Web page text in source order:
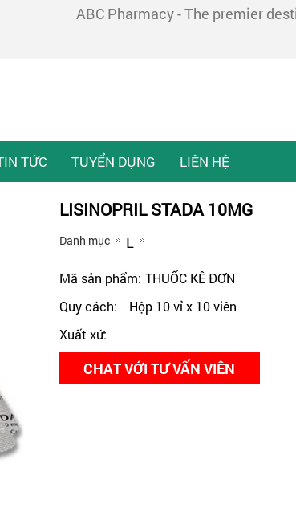
ABC Pharmacy - The premier
TỨC TUYỂN DỤNG LIÊN HỆ
LISINOPRIL STADA 10MG
Danh mục L
Mã sản phẩm: THUỐC KÊ ĐƠN
Quy cách:
Hộp 10 vỉ x 10 viên
Xuất xứ:
CHAT VỚI TƯ VẤN VIÊN